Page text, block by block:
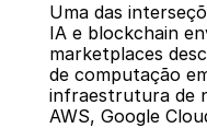
Uma das
IA e blockchain
marketplaces
de computação
infraestrutura de
AWS, Google